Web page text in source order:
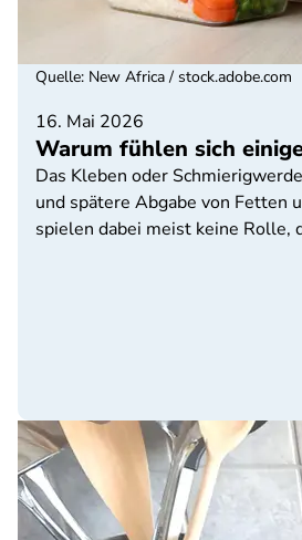
16. Mai 2026
Warum fühlen sich
Das Kleben oder
und spätere Abgabe von Fetten
spielen dabei meist keine Rolle,
Quelle: New Africa / stock.adobe.com